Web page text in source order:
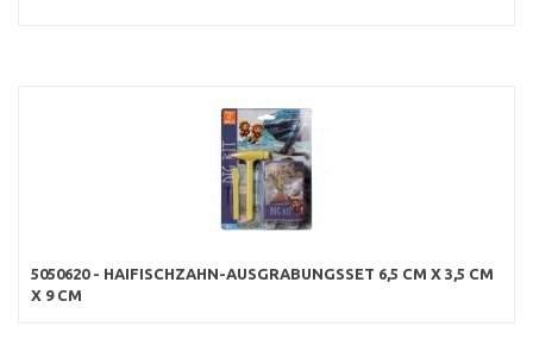
5050620 - HAIFISCHZAHN-AUSGRABUNGSSET 6,5 CM X 3,5 CM
X 9 CM